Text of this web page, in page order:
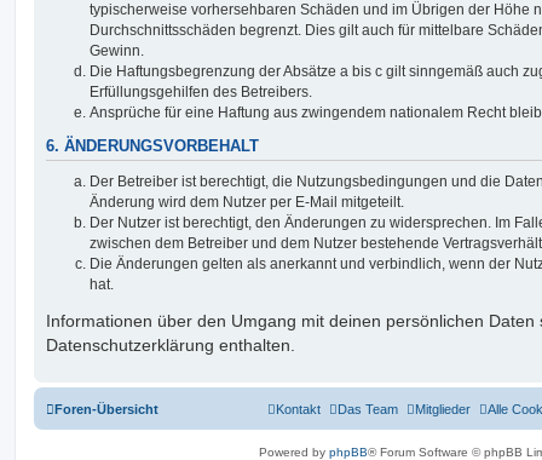
typischerweise vorhersehbaren Schäden und im Übrigen der Höhe
Durchschnittsschäden begrenzt. Dies gilt auch für mittelbare
Gewinn.
Die Haftungsbegrenzung der Absätze a bis c gilt sinngemäß auch
Erfüllungsgehilfen des Betreibers.
Ansprüche für eine Haftung aus zwingendem nationalem Recht
6. ÄNDERUNGSVORBEHALT
Der Betreiber ist berechtigt, die Nutzungsbedingungen und die
Änderung wird dem Nutzer per E-Mail mitgeteilt.
Der Nutzer ist berechtigt, den Änderungen zu widersprechen. Im
zwischen dem Betreiber und dem Nutzer bestehende
Die Änderungen gelten als anerkannt und verbindlich, wenn der
hat.
Informationen über den Umgang mit deinen persönlichen Daten
Datenschutzerklärung enthalten.
Foren-Übersicht Alle
Mitglieder
Das Team
Kontakt
Powered by phpBB® Forum Software © phpBB